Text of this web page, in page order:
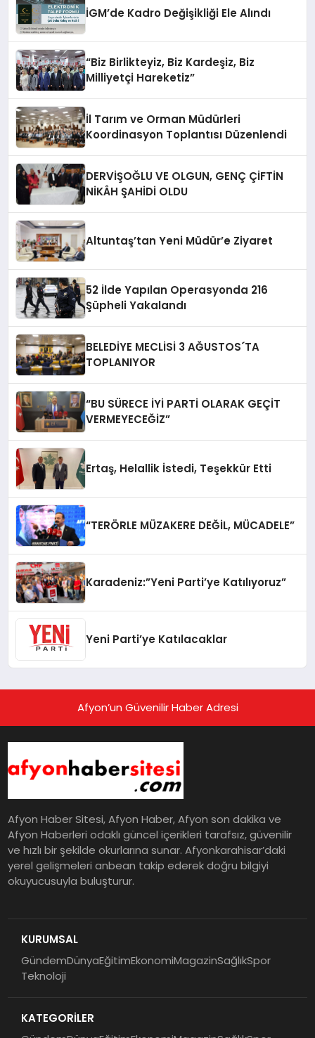
İGM’de Kadro Değişikliği Ele Alındı
“Biz Birlikteyiz, Biz Kardeşiz, Biz
Milliyetçi Hareketiz”
İl Tarım ve Orman Müdürleri
Koordinasyon Toplantısı Düzenlendi
DERVİŞOĞLU VE OLGUN, GENÇ ÇİFTİN
NİKÂH ŞAHİDİ OLDU
Altuntaş’tan Yeni Müdür’e Ziyaret
52 İlde Yapılan Operasyonda 216
Şüpheli Yakalandı
BELEDİYE MECLİSİ 3 AĞUSTOS´TA
TOPLANIYOR
“BU SÜRECE İYİ PARTİ OLARAK GEÇİT
VERMEYECEĞİZ”
Ertaş, Helallik İstedi, Teşekkür Etti
“TERÖRLE MÜZAKERE DEĞİL, MÜCADELE”
Karadeniz:”Yeni Parti’ye Katılıyoruz”
Yeni Parti’ye Katılacaklar
Afyon’un Güvenilir Haber Adresi
Afyon Haber Sitesi, Afyon Haber, Afyon son dakika ve
Afyon Haberleri odaklı güncel içerikleri tarafsız, güvenilir
ve hızlı bir şekilde okurlarına sunar. Afyonkarahisar’daki
yerel gelişmeleri anbean takip ederek doğru bilgiyi
okuyucusuyla buluşturur.
KURUMSAL
GündemDünyaEğitimEkonomiMagazinSağlıkSpor
Teknoloji
KATEGORİLER